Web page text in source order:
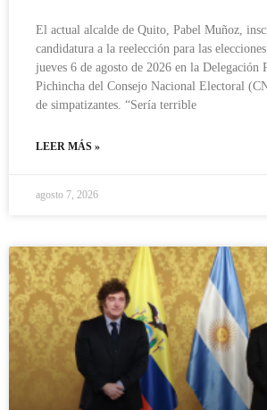
El actual alcalde de Quito, Pabel Muñoz,
candidatura a la reelección para las
jueves 6 de agosto de 2026 en la Delegación
Pichincha del Consejo Nacional Electoral
de simpatizantes. “Sería terrible
LEER MÁS »
agosto 7, 2026